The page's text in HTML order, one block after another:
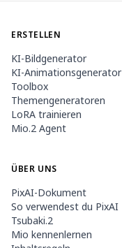
ERSTELLEN
KI-Bildgenerator
KI-Animationsgenerator
Toolbox
Themengeneratoren
LoRA trainieren
Mio.2 Agent
ÜBER UNS
PixAI-Dokument
So verwendest du PixAI
Tsubaki.2
Mio kennenlernen